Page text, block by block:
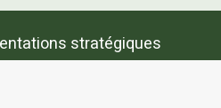
stratégiques
entreprise.